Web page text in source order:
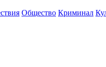
Общество Криминал